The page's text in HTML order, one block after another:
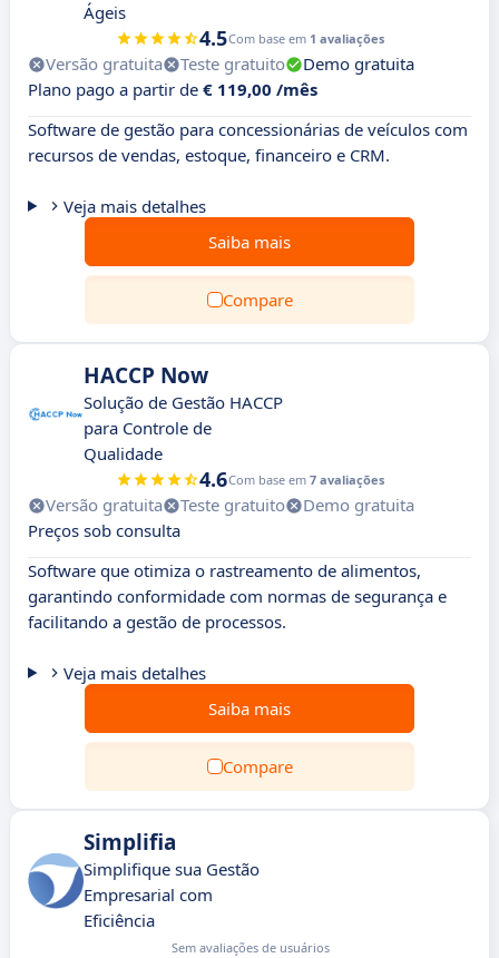
Ágeis
4.5Com base em 1 avaliações
Versão gratuita Teste gratuito
Demo gratuita
Plano pago a partir de € 119,00 /mês
Software de gestão para concessionárias de veículos com
recursos de vendas, estoque, financeiro e CRM.
Veja mais detalhes
Saiba mais
Compare
HACCP Now
Solução de Gestão HACCP
para Controle de
Qualidade
4.6Com base em 7 avaliações
Versão gratuita Teste gratuito
Demo gratuita
Preços sob consulta
Software que otimiza o rastreamento de alimentos,
garantindo conformidade com normas de segurança e
facilitando a gestão de processos.
Veja mais detalhes
Saiba mais
Compare
Simplifia
Simplifique sua Gestão
Empresarial com
Eficiência
Sem avaliações de usuários